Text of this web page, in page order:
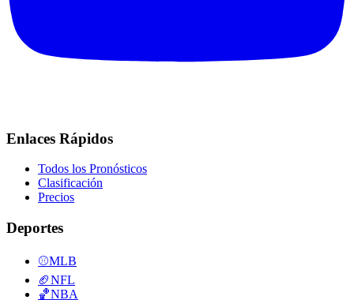
Enlaces Rápidos
Todos los Pronósticos
Clasificación
Precios
Deportes
⚾MLB
🏈NFL
🏀NBA